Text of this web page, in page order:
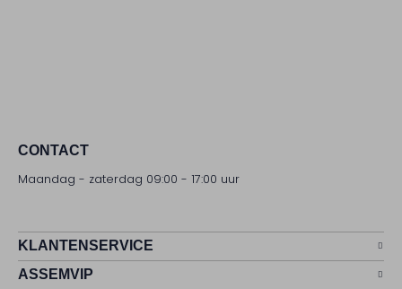
CONTACT
Maandag - zaterdag 09:00 - 17:00 uur
KLANTENSERVICE
ASSEMVIP